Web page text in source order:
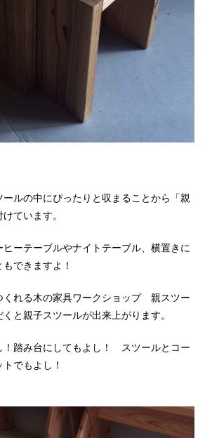
ルの中にぴったりと収まることから「親
ています。
ーテーブルやナイトテーブル、横置きに
できますよ！
くれる木の家具ワークショップ 親スツー
と親子スツールが出来上がります。
！踏み台にしてもよし！ スツールとコー
でもよし！